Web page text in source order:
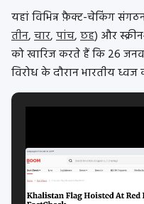
यहां विभिन्न फ़ैक्ट-चेकिंग
तीन,चार,पांच,छह) और
को खारिज करते हैं कि 26
विरोध के दौरान भारतीय ध्वज